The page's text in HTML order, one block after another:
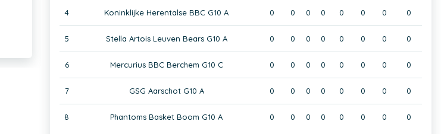
4 Koninklijke Herentalse BBC G10 A 0 0 0 0 0 0 0 0
5 Stella Artois Leuven Bears G10 A 0 0 0 0 0 0 0 0
6 Mercurius BBC Berchem G10 C 0 0 0 0 0 0 0 0
7 GSG Aarschot G10 A 0 0 0 0 0 0 0 0
8 Phantoms Basket Boom G10 A 0 0 0 0 0 0 0 0